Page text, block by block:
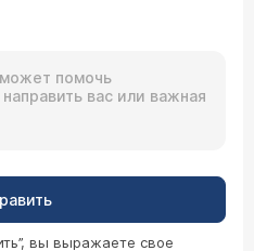
вы выражаете свое